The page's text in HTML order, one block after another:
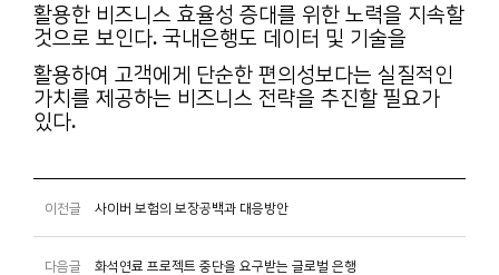
활용한 비즈니스 효율성 증대를 위한 노력을 지속할
것으로 보인다. 국내은행도 데이터 및 기술을
활용하여 고객에게 단순한 편의성보다는 실질적인
가치를 제공하는 비즈니스 전략을 추진할 필요가
있다.
이전글 사이버 보험의 보장공백과 대응방안
다음글 화석연료 프로젝트 중단을 요구받는 글로벌 은행